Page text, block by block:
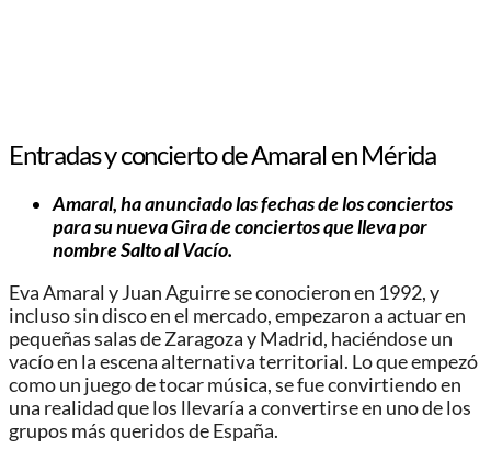
Entradas y concierto de Amaral en Mérida
Amaral, ha anunciado las fechas de los conciertos
para su nueva Gira de conciertos que lleva por
nombre Salto al Vacío.
Eva Amaral y Juan Aguirre se conocieron en 1992, y
incluso sin disco en el mercado, empezaron a actuar en
pequeñas salas de Zaragoza y Madrid, haciéndose un
vacío en la escena alternativa territorial. Lo que empezó
como un juego de tocar música, se fue convirtiendo en
una realidad que los llevaría a convertirse en uno de los
grupos más queridos de España.